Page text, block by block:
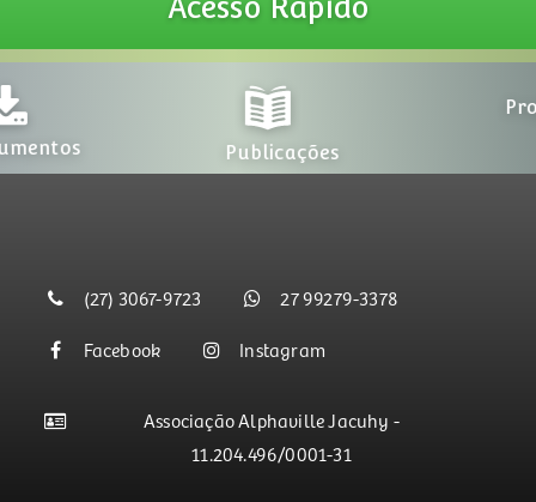
Acesso Rápido
(27) 3067-9723 27 99279-3378
Facebook Instagram
Associação Alphaville Jacuhy -
11.204.496/0001-31